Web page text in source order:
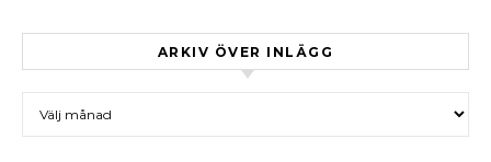
ARKIV ÖVER INLÄGG